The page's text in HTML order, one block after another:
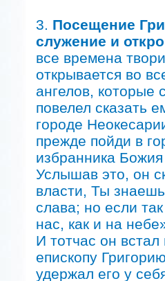
3. Посещение
служение и
все времена
открывается во
ангелов, которые
повелел сказать
городе
прежде пойди в
избранника
Услышав это, он
власти, Ты
слава; но если
нас, как и на
И тотчас он
епископу
удержал его у